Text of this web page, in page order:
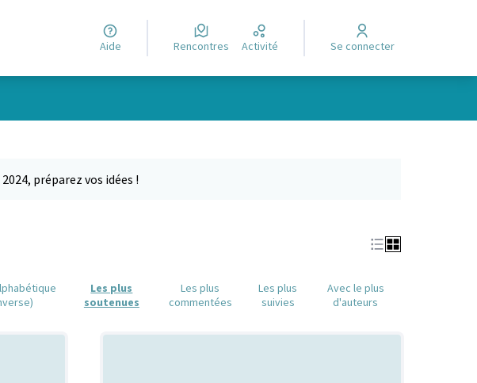
Aide Rencontres Activité Se connecter
préparez vos idées !
Les plus
soutenues
Les plus
commentées
Les plus
suivies
Avec le plus
d'auteurs